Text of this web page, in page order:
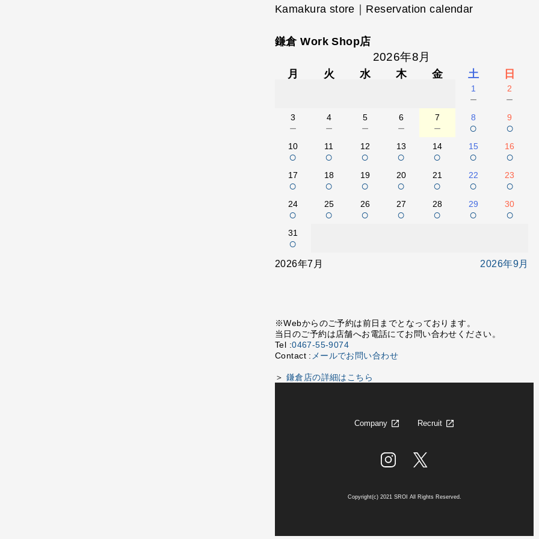
Kamakura store｜Reservation calendar
鎌倉 Work Shop店
2026年8月
月 火 水 木 金 土 日
1
－
2
－
3
－
4
－
5
－
6
－
7
－
8
○
9
○
10
○
11
○
12
○
13
○
14
○
15
○
16
○
17
○
18
○
19
○
20
○
21
○
22
○
23
○
24
○
25
○
26
○
27
○
28
○
29
○
30
○
31
○
2026年7月 2026年9月
※Webからのご予約は前日までとなっております。
当日のご予約は店舗へお電話にてお問い合わせください。
Tel :0467-55-9074
Contact : メールでお問い合わせ
＞ 鎌倉店の詳細はこちら
Company Recruit
Copyright(c) 2021 SROI All Rights Reserved.